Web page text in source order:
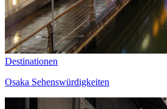
Destinationen
Osaka Sehenswürdigkeiten